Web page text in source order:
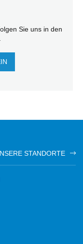
Sie uns in den
STANDORTE